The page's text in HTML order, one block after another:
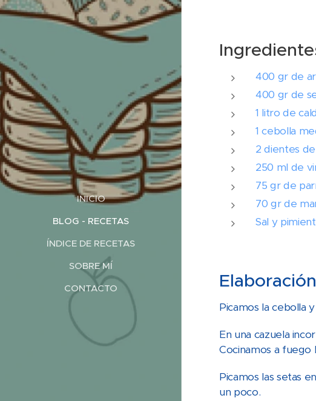
INICIO
BLOG - RECETAS
ÍNDICE DE RECETAS
SOBRE MÍ
CONTACTO
400 gr de
400 gr de
1 litro de
1 cebolla
2 dientes
250 ml de
75 gr de
70 gr de
Sal y
Picamos la cebolla
En una cazuela
Cocinamos a fuego
Picamos las setas
un poco.